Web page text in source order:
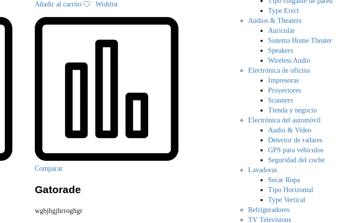
Añadir al carrito Wishlist
Comparar
Gatorade
wgbjhgjhrroghgr
Type Erect
Audios & Theaters
Auricular
Sistema Home Theater
Speakers
Wireless Audio
Electrónica de oficina
Impresoras
Proyectores
Scanners
Tienda y negocio
Electrónica del automóvil
Audio & Video
Detector de radares
GPS para vehículos
Seguridad del coche
Lavadoras
Secar Ropa
Tipo Horizontal
Type Vertical
Refrigeradores
TV Televisions